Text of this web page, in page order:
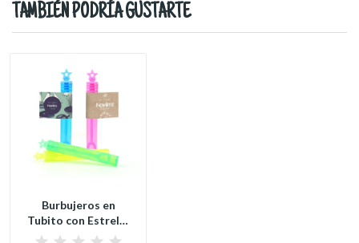
TAMBIÉN PODRÍA GUSTARTE
Burbujeros en
Tubito con Estrella
para Comunión...